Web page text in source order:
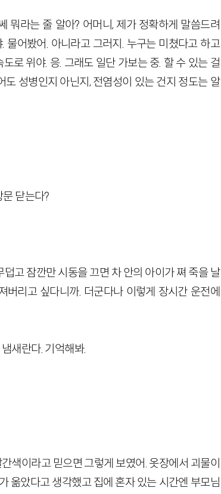
뭐라는 줄 알아? 어머니, 제가 정확하게 말씀드려
물어봤어. 아니라고 그러지. 누구는 미쳤다고 하고
로 위야. 응. 그래도 일단 가보는 중. 할 수 있는 걸
성병인지 아닌지, 전염성이 있는 건지 정도는 알
닫는다?
고 잠깐만 시동을 끄면 차 안의 아이가 쪄 죽을 날
리고 싶다니까. 더군다나 이렇게 장시간 운전에
새란다. 기억해봐.
색이라고 믿으면 그렇게 보였어. 옷장에서 괴물이
옮았다고 생각했고 집에 혼자 있는 시간엔 부모님